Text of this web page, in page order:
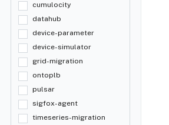
cumulocity
datahub
device-parameter
device-simulator
grid-migration
ontoplb
pulsar
sigfox-agent
timeseries-migration